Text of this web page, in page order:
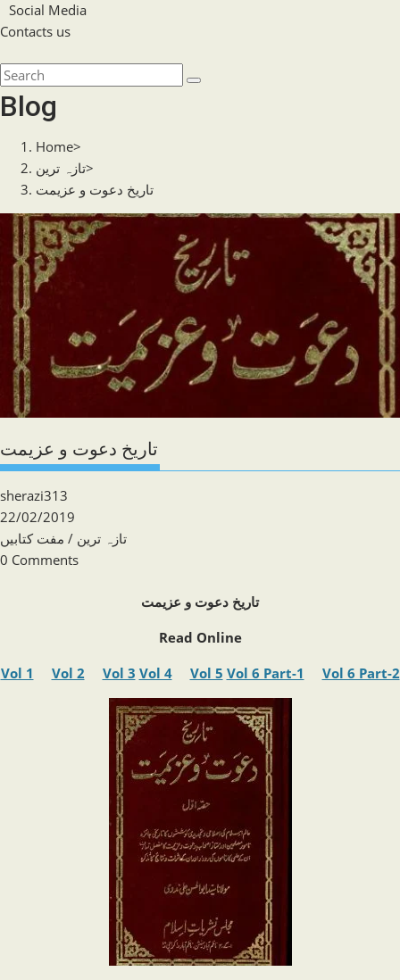
Social Media
Contacts us
website
search
Search
this
website
Blog
Home>
تازہ ترین>
تاریخ دعوت و عزیمت
تاریخ دعوت و عزیمت
Post
author:
sherazi313
Post
published:
22/02/2019
Post
category:
تازہ ترین / مفت کتابیں
Post
0 Comments
تاریخ دعوت و عزیمت
Read Online
Vol 1
Vol 2 Vol 3 Vol 4 Vol 5 Vol 6 Part-1 Vol 6 Part-2